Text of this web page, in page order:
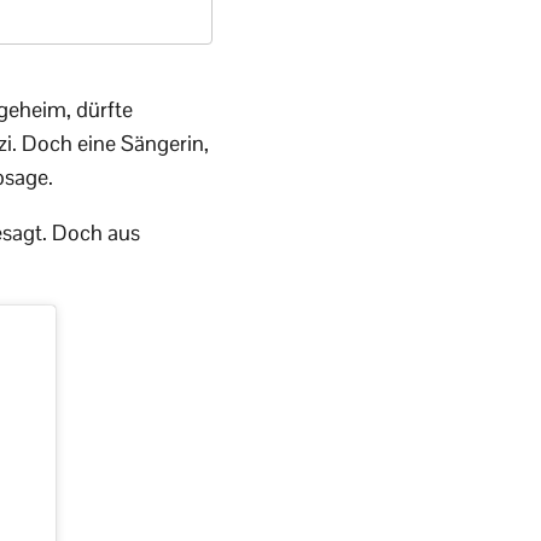
dürfte
Doch eine Sängerin,
Doch aus